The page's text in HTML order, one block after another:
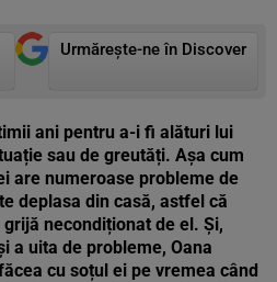
Urmărește-ne în Discover
ani pentru a-i fi alături lui
sau de greutăți. Așa cum
are numeroase probleme de
deplasa din casă, astfel că
necondiționat de el. Și,
a uita de probleme, Oana
cu soțul ei pe vremea când